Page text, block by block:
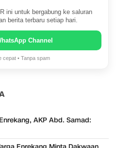
ini untuk bergabung ke saluran
berita terbaru setiap hari.
Channel
cepat • Tanpa spam
AKP Abd. Samad: